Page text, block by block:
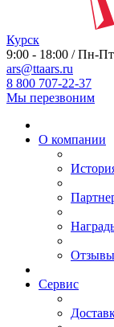
Курск
9:00 - 18:00 / Пн-Пт
ars@ttaars.ru
8 800 707-22-37
Мы перезвоним
О компании
Отзывы
Сервис